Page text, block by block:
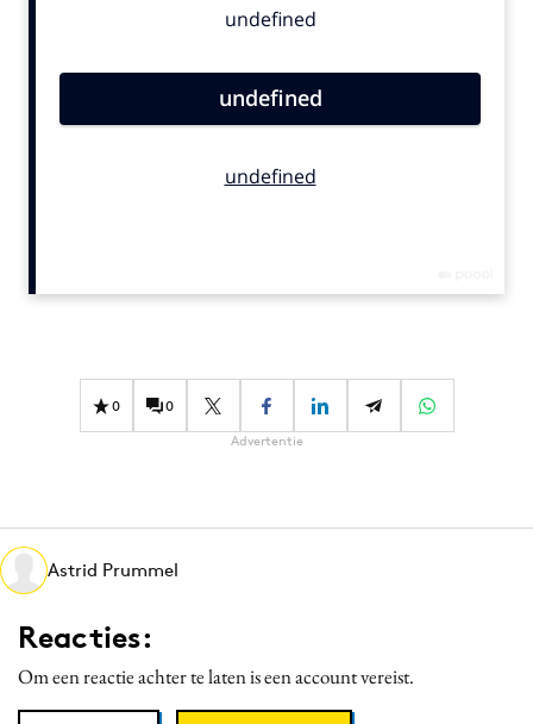
Contentmarketing
Effectiviteit
Gedragsverandering
Martech
Media
Merkstrategie
PR
Programmatic
0 0
Advertentie
Astrid Prummel
Reacties:
Om een reactie achter te laten is een account vereist.